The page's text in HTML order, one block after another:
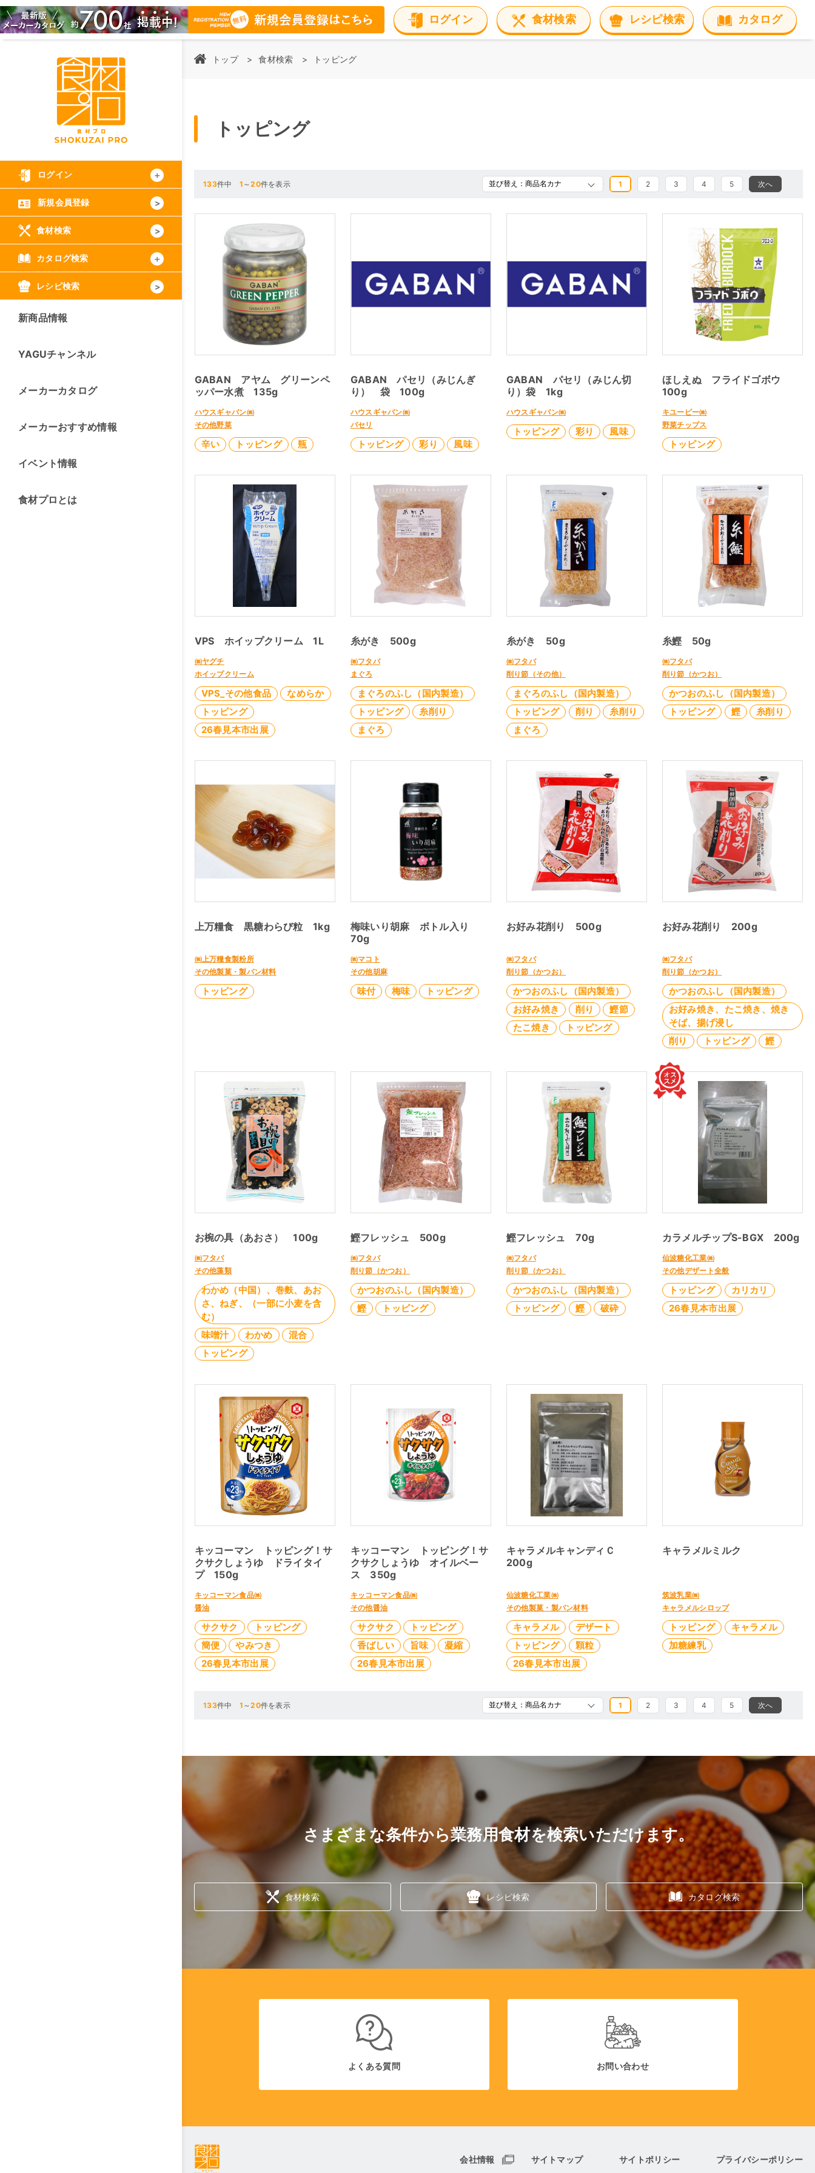
ログイン 食材検索 レシピ検索 カタログ
ログイン
新規会員登録
食材検索
カタログ検索
レシピ検索
新商品情報
YAGUチャンネル
メーカーカタログ
メーカーおすすめ情報
イベント情報
食材プロとは
トップ 食材検索 トッピング
トッピング
133件中 1 ～20件を表示 1 2 3 4 5 次へ
GABAN アヤム グリーンペ
ッパー水煮 135g
ハウスギャバン㈱
その他野菜
辛い トッピング 瓶
GABAN パセリ（みじんぎ
り） 袋 100g
ハウスギャバン㈱
パセリ
トッピング 彩り 風味
GABAN パセリ（みじん切
り）袋 1kg
ハウスギャバン㈱
トッピング 彩り 風味
ほしえぬ フライドゴボウ
100g
キユーピー㈱
野菜チップス
トッピング
VPS ホイップクリーム 1L
㈱ヤグチ
ホイップクリーム
VPS_その他食品
なめらか
トッピング
26春見本市出展
糸がき 500g
㈱フタバ
まぐろ
まぐろのふし（国内製造）
トッピング
糸削り
まぐろ
糸がき 50g
㈱フタバ
削り節（その他）
まぐろのふし（国内製造）
トッピング
削り
糸削り
まぐろ
糸鰹 50g
㈱フタバ
削り節（かつお）
かつおのふし（国内製造）
トッピング
鰹 糸削り
上万糧食 黒糖わらび粒 1kg
㈱上万糧食製粉所
その他製菓・製パン材料
トッピング
梅味いり胡麻 ボトル入り
70g
㈱マコト
その他胡麻
味付 梅味 トッピング
お好み花削り 500g
㈱フタバ
削り節（かつお）
かつおのふし（国内製造）
お好み焼き
削り
鰹節
たこ焼き
トッピング
お好み花削り 200g
㈱フタバ
削り節（かつお）
かつおのふし（国内製造）
お好み焼き、たこ焼き、焼き
そば、揚げ浸し
削り
トッピング 鰹
お椀の具（あおさ） 100g
㈱フタバ
その他藻類
わかめ（中国）、巻麩、あお
さ、ねぎ、（一部に小麦を含
む）
味噌汁
わかめ
混合
トッピング
鰹フレッシュ 500g
㈱フタバ
削り節（かつお）
かつおのふし（国内製造）
鰹
トッピング
鰹フレッシュ 70g
㈱フタバ
削り節（かつお）
かつおのふし（国内製造）
トッピング
鰹 破砕
カラメルチップS-BGX 200g
仙波糖化工業㈱
その他デザート全般
トッピング
カリカリ
26春見本市出展
キッコーマン トッピング！サ
クサクしょうゆ ドライタイ
プ 150g
キッコーマン食品㈱
醤油
サクサク
トッピング
簡便
やみつき
26春見本市出展
キッコーマン トッピング！サ
クサクしょうゆ オイルベー
ス 350g
キッコーマン食品㈱
その他醤油
サクサク
トッピング
香ばしい
旨味
凝縮
26春見本市出展
キャラメルキャンディＣ
200g
仙波糖化工業㈱
その他製菓・製パン材料
キャラメル
デザート
トッピング
顆粒
26春見本市出展
キャラメルミルク
筑波乳業㈱
キャラメルシロップ
トッピング
キャラメル
加糖練乳
133件中 1 ～20件を表示 1 2 3 4 5 次へ
さまざまな条件から業務用食材を検索いただけます。
食材検索 レシピ検索 カタログ検索
よくある質問 お問い合わせ
会社情報 サイトマップ サイトポリシー プライバシーポリシー